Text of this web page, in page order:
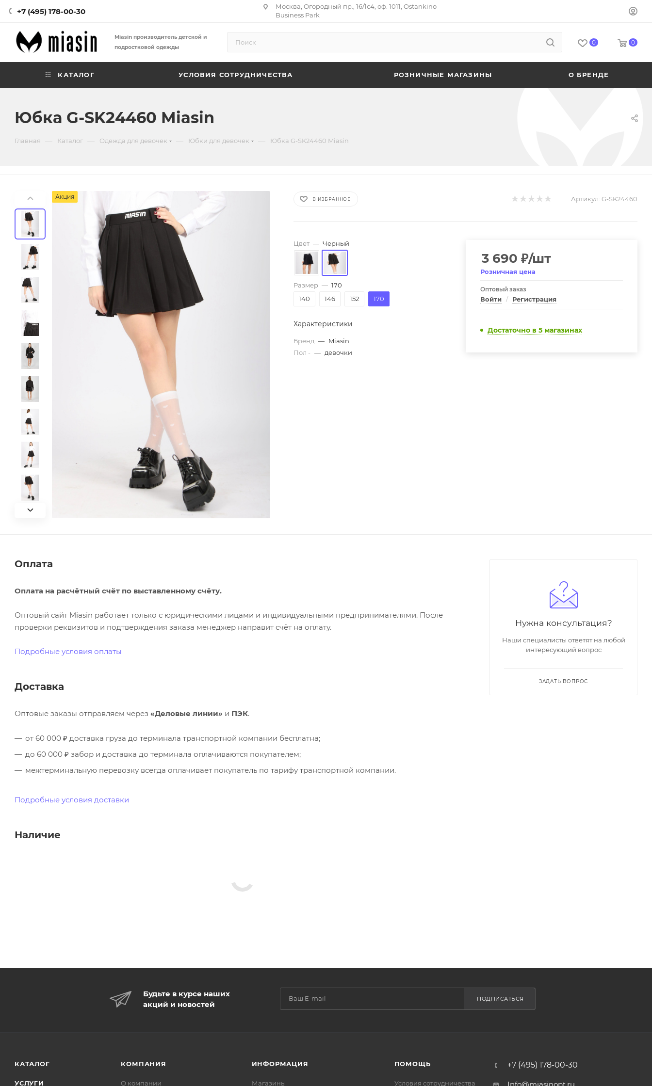
+7 (495) 178-00-30
Москва, Огородный пр., 16/1с4, оф. 1011, Ostankino
Business Park
Miasin производитель детской и
подростковой одежды
0 0
КАТАЛОГ УСЛОВИЯ СОТРУДНИЧЕСТВА РОЗНИЧНЫЕ МАГАЗИНЫ О БРЕНДЕ
Юбка G-SK24460 Miasin
Главная Каталог Одежда для девочек Юбки для девочек Юбка G-SK24460 Miasin
Акция В ИЗБРАННОЕ Артикул: G-SK24460
Цвет — Черный
Размер — 170
140
146 152 170
Характеристики
Бренд — Miasin
Пол - — девочки
3 690 ₽/шт
Розничная цена
Оптовый заказ
Войти / Регистрация
Достаточно в 5 магазинах
Оплата
Оплата на расчётный счёт по выставленному счёту.
Оптовый сайт Miasin работает только с юридическими лицами и индивидуальными предпринимателями. После
проверки реквизитов и подтверждения заказа менеджер направит счёт на оплату.
Подробные условия оплаты
Доставка
Оптовые заказы отправляем через «Деловые линии» и ПЭК.
от 60 000 ₽ доставка груза до терминала транспортной компании бесплатна;
до 60 000 ₽ забор и доставка до терминала оплачиваются покупателем;
межтерминальную перевозку всегда оплачивает покупатель по тарифу транспортной компании.
Подробные условия доставки
Наличие
Нужна консультация?
Наши специалисты ответят на любой
интересующий вопрос
ЗАДАТЬ ВОПРОС
Будьте в курсе наших
акций и новостей
ПОДПИСАТЬСЯ
КАТАЛОГ
УСЛУГИ
КОМПАНИЯ
О компании
ИНФОРМАЦИЯ
Магазины
ПОМОЩЬ
Условия сотрудничества
+7 (495) 178-00-30